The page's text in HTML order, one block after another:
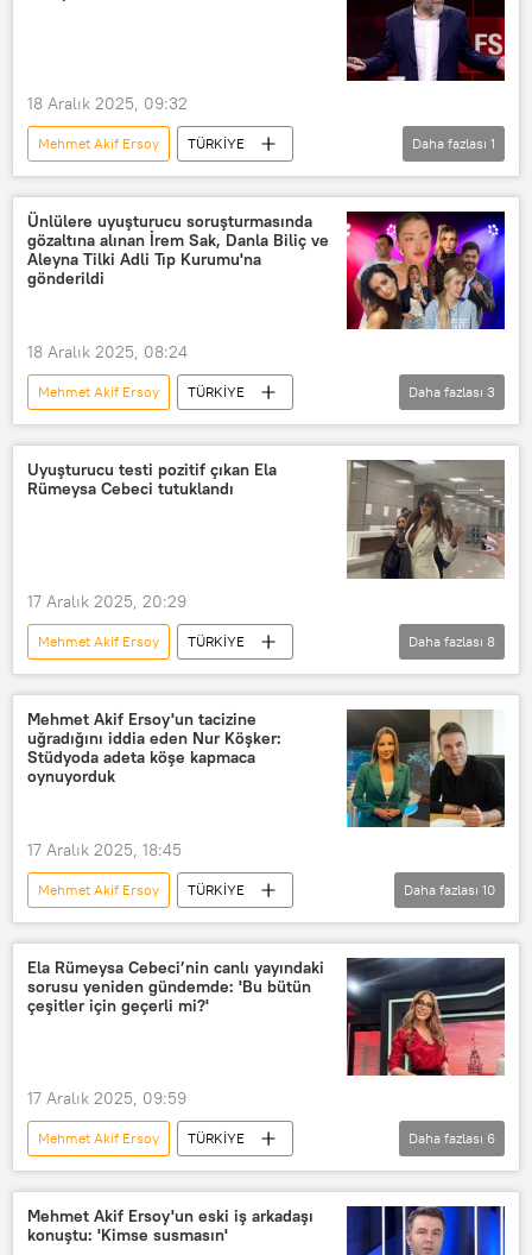
18 Aralık 2025, 09:32
Mehmet Akif Ersoy
TÜRKİYE
Ahmet Hakan
Daha fazlası 1
Ünlülere uyuşturucu soruşturmasında
gözaltına alınan İrem Sak, Danla Biliç ve
Aleyna Tilki Adli Tıp Kurumu'na
gönderildi
18 Aralık 2025, 08:24
Mehmet Akif Ersoy
TÜRKİYE
Aleyna Tilki
İrem Sak
Danla Bilic
Daha fazlası 3
Uyuşturucu testi pozitif çıkan Ela
Rümeysa Cebeci tutuklandı
17 Aralık 2025, 20:29
Mehmet Akif Ersoy
TÜRKİYE
Ela Rumeysa Cebeci
Haberler
Son dakika
Uyuşturucu
Uyuşturucuyla mücadele
Uyuşturucu operasyonu
Daha fazlası 8
Mehmet Akif Ersoy'un tacizine
uğradığını iddia eden Nur Köşker:
Stüdyoda adeta köşe kapmaca
oynuyorduk
17 Aralık 2025, 18:45
Mehmet Akif Ersoy
TÜRKİYE
Nur Köşker
Habertürk gazetesi
Habertürk TV
Muhabir
Sunucu
haber sunucusu
Daha fazlası 10
Ela Rümeysa Cebeci’nin canlı yayındaki
sorusu yeniden gündemde: 'Bu bütün
çeşitler için geçerli mi?'
17 Aralık 2025, 09:59
Mehmet Akif Ersoy
TÜRKİYE
Ela Rumeysa Cebeci
Habertürk TV
Uyuşturucu
Adli Tıp Kurumu
Meltem Acet
Oytun Erbaş
Daha fazlası 6
Mehmet Akif Ersoy'un eski iş arkadaşı
konuştu: 'Kimse susmasın'